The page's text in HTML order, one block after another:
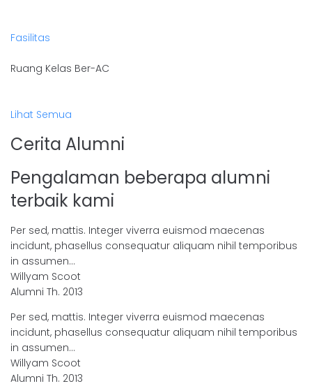
Fasilitas
Ruang Kelas Ber-AC
Lihat Semua
Cerita Alumni
Pengalaman beberapa alumni
terbaik kami
Per sed, mattis. Integer viverra euismod maecenas
incidunt, phasellus consequatur aliquam nihil temporibus
in assumen…
Willyam Scoot
Alumni Th. 2013
Per sed, mattis. Integer viverra euismod maecenas
incidunt, phasellus consequatur aliquam nihil temporibus
in assumen…
Willyam Scoot
Alumni Th. 2013